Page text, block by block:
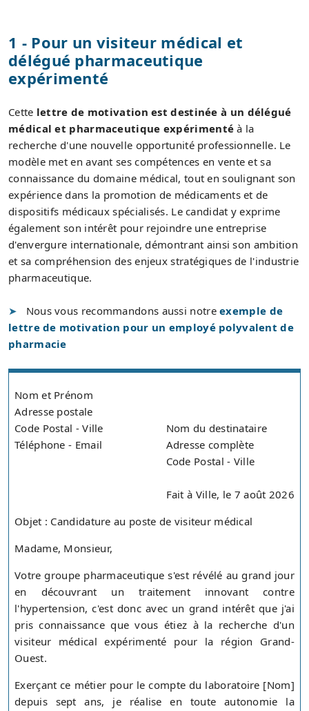
1 - Pour un visiteur médical et
délégué pharmaceutique
expérimenté
Cette lettre de motivation est destinée à un délégué
médical et pharmaceutique expérimenté à la
recherche d'une nouvelle opportunité professionnelle. Le
modèle met en avant ses compétences en vente et sa
connaissance du domaine médical, tout en soulignant son
expérience dans la promotion de médicaments et de
dispositifs médicaux spécialisés. Le candidat y exprime
également son intérêt pour rejoindre une entreprise
d'envergure internationale, démontrant ainsi son ambition
et sa compréhension des enjeux stratégiques de l'industrie
pharmaceutique.
Nous vous recommandons aussi notreexemple de
lettre de motivation pour un employé polyvalent de
pharmacie
Nom et Prénom
Adresse postale
Code Postal - Ville
Téléphone - Email
Nom du destinataire
Adresse complète
Code Postal - Ville
Fait à Ville, le 7 août 2026
Objet : Candidature au poste de visiteur médical
Madame, Monsieur,
Votre groupe pharmaceutique s'est révélé au grand jour
en découvrant un traitement innovant contre
l'hypertension, c'est donc avec un grand intérêt que j'ai
pris connaissance que vous étiez à la recherche d'un
visiteur médical expérimenté pour la région Grand-
Ouest.
Exerçant ce métier pour le compte du laboratoire [Nom]
depuis sept ans, je réalise en toute autonomie la